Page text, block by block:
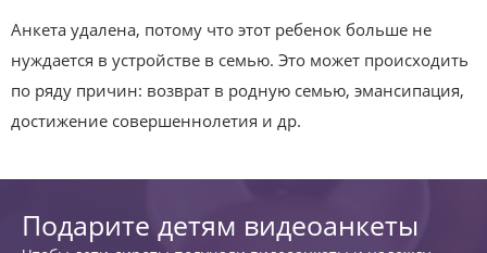
Анкета удалена, потому что этот ребенок больше не
нуждается в устройстве в семью. Это может происходить
по ряду причин: возврат в родную семью, эмансипация,
достижение совершеннолетия и др.
Подарите детям видеоанкеты